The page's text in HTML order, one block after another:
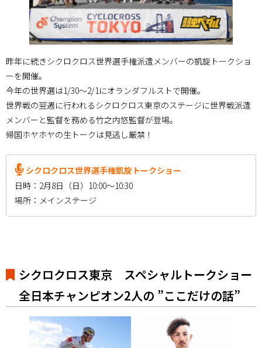
昨年に続きシクロクロス世界選手権派遣メンバーの凱旋トークショ
ーを開催。
今年の世界選は1/30～2/1にオランダフルストで開催。
世界戦の翌週に行われるシクロクロス東京のステージに世界戦派遣
メンバーと監督を務める竹之内悠監督が登場。
帰国ホヤホヤの生トークは見逃し厳禁！
シクロクロス世界選手権凱旋トークショー
日時：2月8日（日）10:00～10:30
場所：メインステージ
シクロクロス東京 スペシャルトークショー
全日本チャンピオン2人の ”ここだけの話”